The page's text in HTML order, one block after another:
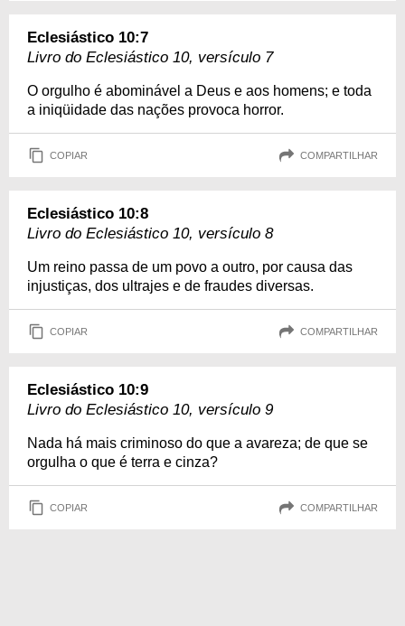
Eclesiástico 10:7
Livro do Eclesiástico 10, versículo 7
O orgulho é abominável a Deus e aos homens; e toda
a iniqüidade das nações provoca horror.
COPIAR COMPARTILHAR
Eclesiástico 10:8
Livro do Eclesiástico 10, versículo 8
Um reino passa de um povo a outro, por causa das
injustiças, dos ultrajes e de fraudes diversas.
COPIAR COMPARTILHAR
Eclesiástico 10:9
Livro do Eclesiástico 10, versículo 9
Nada há mais criminoso do que a avareza; de que se
orgulha o que é terra e cinza?
COPIAR COMPARTILHAR